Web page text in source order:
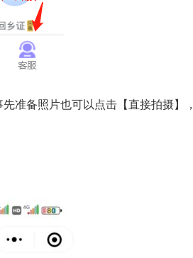
准备照片也可以点击【直接拍摄】